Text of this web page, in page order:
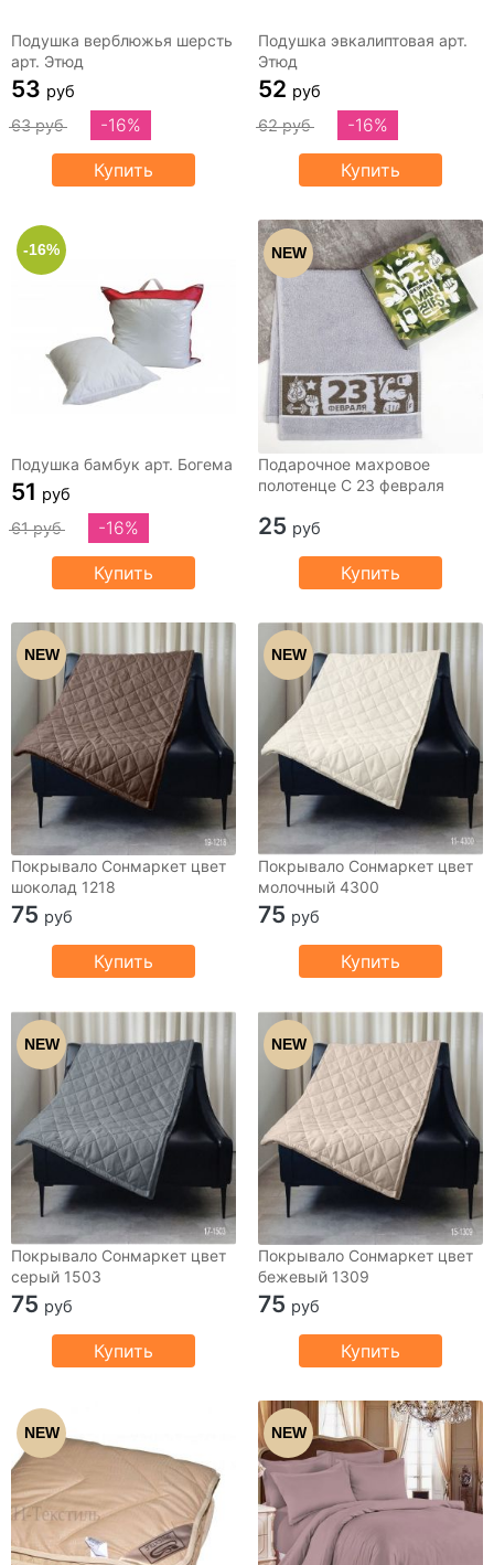
Подушка верблюжья шерсть
арт. Этюд
53 руб
63 руб
-16%
Купить
Подушка эвкалиптовая арт.
Этюд
52 руб
62 руб
-16%
Купить
-16%
Подушка бамбук арт. Богема
51 руб
61 руб
-16%
Купить
NEW
Подарочное махровое
полотенце С 23 февраля
25 руб
Купить
NEW
Покрывало Сонмаркет цвет
шоколад 1218
75 руб
Купить
NEW
Покрывало Сонмаркет цвет
молочный 4300
75 руб
Купить
NEW
Покрывало Сонмаркет цвет
серый 1503
75 руб
Купить
NEW
Покрывало Сонмаркет цвет
бежевый 1309
75 руб
Купить
NEW NEW